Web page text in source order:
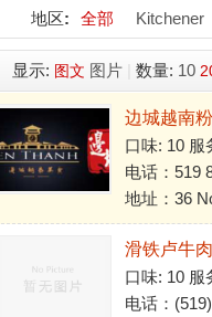
地区: 全部 Kitchener
显示: 图文 图片 数量: 10
边城越南
口味: 10 服
电话：519
地址：36
滑铁卢牛
口味: 10 服
电话：